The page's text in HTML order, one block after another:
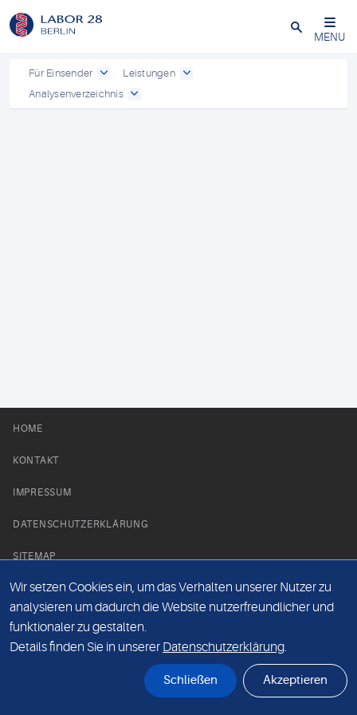
Schließen
MENU
Für Einsender
Leistungen
Analysenverzeichnis
HOME
KONTAKT
IMPRESSUM
DATENSCHUTZERKLÄRUNG
SITEMAP
NEWS PARTNER
Wir setzen Cookies ein, um das Verhalten unserer Nutzer zu
analysieren um dadurch die Website nutzerfreundlicher und
funktionaler zu gestalten.
Details finden Sie in unserer Datenschutzerklärung.
Schließen Akzeptieren